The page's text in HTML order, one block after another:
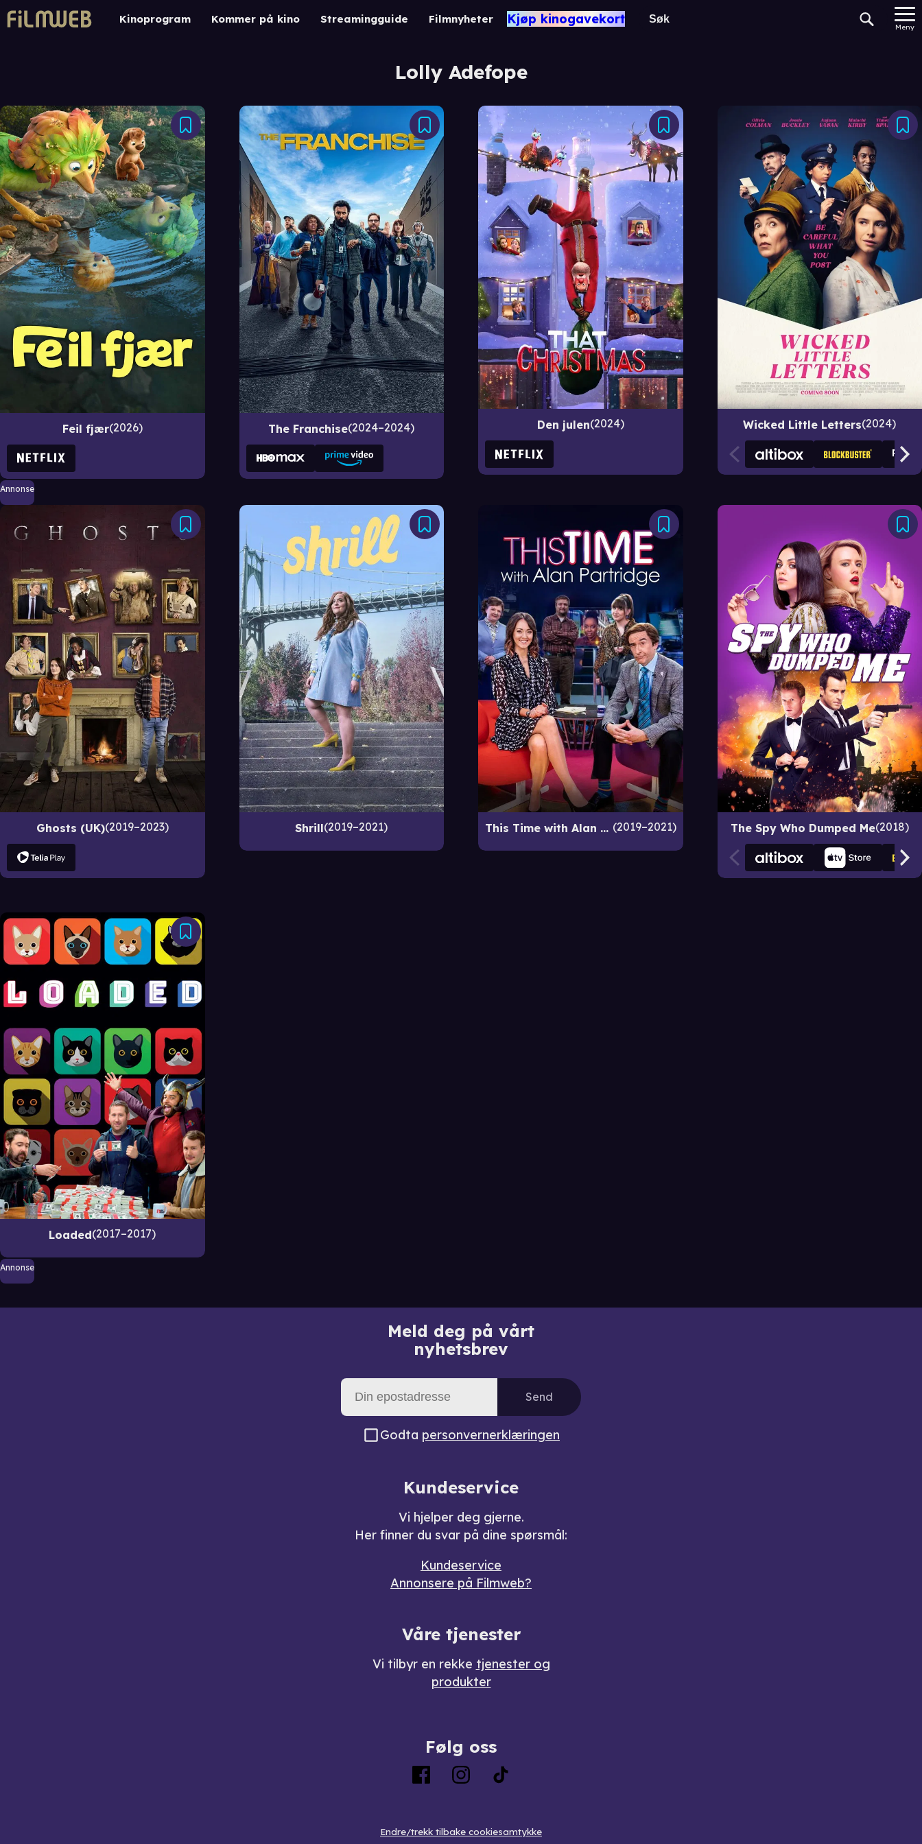
Kinoprogram Kommer på kino Streamingguide Filmnyheter Kjøp kinogavekort
Meny
Lolly Adefope
Feil fjær 2026 The Franchise 2024–2024 Den julen 2024 Wicked Little Letters 2024
Annonse
Ghosts (UK) 2019–2023 Shrill 2019–2021 This Time with Alan Partridge 2019–2021 The Spy Who Dumped Me 2018
Loaded 2017–2017
Annonse
Meld deg på vårt
nyhetsbrev
Send
Godta personvernerklæringen
Kundeservice
Vi hjelper deg gjerne.
Her finner du svar på dine spørsmål:
Kundeservice
Annonsere på Filmweb?
Våre tjenester
Vi tilbyr en rekke tjenester og
produkter
Følg oss
Endre/trekk tilbake cookiesamtykke